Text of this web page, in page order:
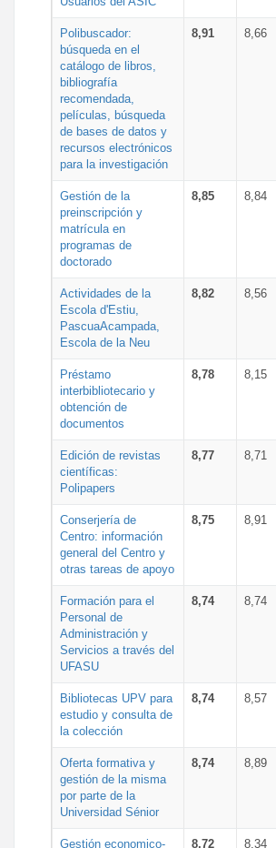
Polibuscador:
búsqueda en el
catálogo de libros,
bibliografía
recomendada,
películas, búsqueda
de bases de datos y
recursos electrónicos
para la investigación
8,91 8,66
Gestión de la
preinscripción y
matrícula en
programas de
doctorado
8,85 8,84
Actividades de la
Escola d'Estiu,
PascuaAcampada,
Escola de la Neu
8,82 8,56
Préstamo
interbibliotecario y
obtención de
documentos
8,78 8,15
Edición de revistas
científicas:
Polipapers
8,77 8,71
Conserjería de
Centro: información
general del Centro y
otras tareas de apoyo
8,75 8,91
Formación para el
Personal de
Administración y
Servicios a través del
UFASU
8,74 8,74
Bibliotecas UPV para
estudio y consulta de
la colección
8,74 8,57
Oferta formativa y
gestión de la misma
por parte de la
Universidad Sénior
8,74 8,89
Gestión economico- 8,72 8,34